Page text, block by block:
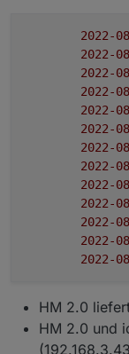
HM 2.0
HM 2.0 und